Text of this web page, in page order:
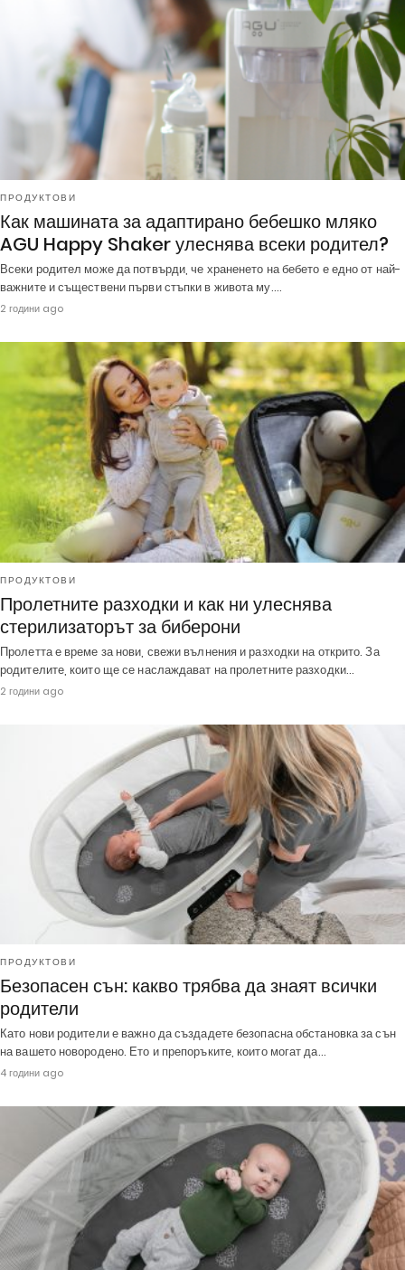
ПРОДУКТОВИ
Как машината за адаптирано бебешко мляко
AGU Happy Shaker улеснява всеки родител?
Всеки родител може да потвърди, че храненето на бебето е едно от най-
важните и съществени първи стъпки в живота му.…
2 години ago
ПРОДУКТОВИ
Пролетните разходки и как ни улеснява
стерилизаторът за биберони
Пролетта е време за нови, свежи вълнения и разходки на открито. За
родителите, които ще се наслаждават на пролетните разходки…
2 години ago
ПРОДУКТОВИ
Безопасен сън: какво трябва да знаят всички
родители
Като нови родители е важно да създадете безопасна обстановка за сън
на вашето новородено. Ето и препоръките, които могат да…
4 години ago